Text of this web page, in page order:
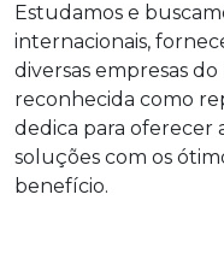
Estudamos e
internacionais,
diversas empresas
reconhecida como
dedica para oferecer
soluções com os
benefício.